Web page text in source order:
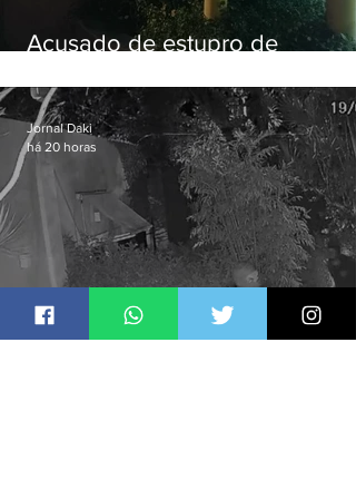
Acusado de estupro de
Jornal Daki
há 20 horas